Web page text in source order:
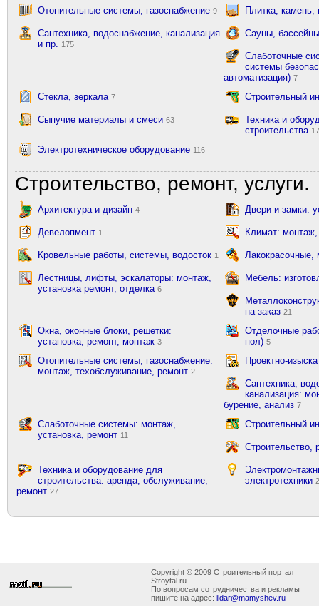
Отопительные системы, газоснабжение 9 Плитка,
Сантехника, водоснабжение, канализация
и пр.
175
Сауны,
Слаботочные
системы
автоматизация) 7
Стекла, зеркала 7 Строительный
Сыпучие материалы и смеси 63
Техника и
строительства
Электротехническое оборудование 116
Строительство, ремонт, услуги.
Архитектура и дизайн 4 Двери и замки:
Девелопмент 1 Климат:
Кровельные работы, системы, водосток 1
Лестницы, лифты, эскалаторы: монтаж,
установка ремонт, отделка 6
Мебель:
на заказ 21
Окна, оконные блоки, решетки:
установка, ремонт, монтаж 3
Отделочные
пол) 5
Отопительные системы, газоснабжение:
монтаж, техобслуживание, ремонт 2
Проектно-
Сантехника,
канализация:
бурение, анализ 7
Слаботочные системы: монтаж,
установка, ремонт 11
Строительный
Строительство,
Техника и оборудование для
строительства: аренда, обслуживание,
ремонт 27
электротехники
Copyright © 2009 Строительный портал
Stroytal.ru
По вопросам сотрудничества и рекламы
пишите на адрес: ildar@mamyshev.ru